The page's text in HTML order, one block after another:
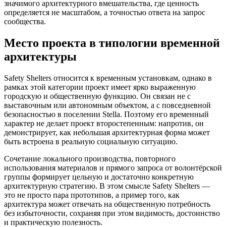
значимого архитектурного вмешательства, где ценность
определяется не масштабом, а точностью ответа на запрос
сообщества.
Место проекта в типологии временной
архитектуры
Safety Shelters относится к временным установкам, однако в
рамках этой категории проект имеет ярко выраженную
городскую и общественную функцию. Он связан не с
выставочным или автономным объектом, а с повседневной
безопасностью в поселении Stella. Поэтому его временный
характер не делает проект второстепенным: напротив, он
демонстрирует, как небольшая архитектурная форма может
быть встроена в реальную социальную ситуацию.
Сочетание локального производства, повторного
использования материалов и прямого запроса от волонтёрской
группы формирует цельную и достаточно конкретную
архитектурную стратегию. В этом смысле Safety Shelters —
это не просто пара прототипов, а пример того, как
архитектура может отвечать на общественную потребность
без избыточности, сохраняя при этом видимость, достоинство
и практическую полезность.